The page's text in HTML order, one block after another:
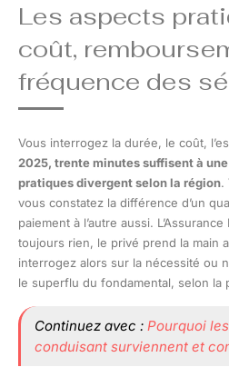
Les aspects
coût,
fréquence des
Vous interrogez la durée, le coût,
2025, trente minutes suffisent à
pratiques divergent selon la région.
vous constatez la différence d’un
paiement à l’autre aussi.
toujours rien, le privé prend la main
interrogez alors sur la nécessité ou
le superflu du fondamental, selon la
Continuez avec : Pourquoi
conduisant surviennent et